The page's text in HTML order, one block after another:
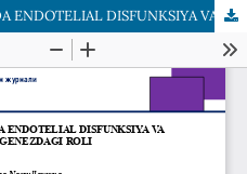
AUTOIMMUN KASALLIKLARDA ENDOTELIAL DISFUNKSIYA VA UNING TROMBOGENEZDAGI ROLI